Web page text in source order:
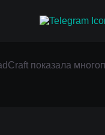
показала